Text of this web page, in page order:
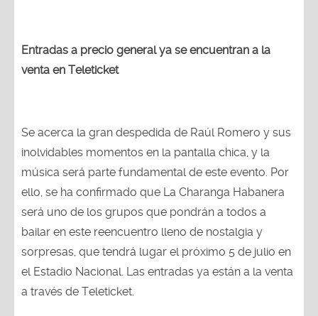
Entradas a precio general ya se encuentran a la
venta en Teleticket
Se acerca la gran despedida de Raúl Romero y sus
inolvidables momentos en la pantalla chica, y la
música será parte fundamental de este evento. Por
ello, se ha confirmado que La Charanga Habanera
será uno de los grupos que pondrán a todos a
bailar en este reencuentro lleno de nostalgia y
sorpresas, que tendrá lugar el próximo 5 de julio en
el Estadio Nacional. Las entradas ya están a la venta
a través de Teleticket.